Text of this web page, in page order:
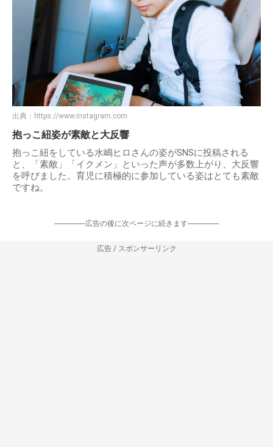
出典： https://www.instagram.com
抱っこ紐姿が素敵と大反響
抱っこ紐をしている水嶋ヒロさんの姿がSNSに投稿される
と、「素敵」「イクメン」といった声が多数上がり、大反響
を呼びました。育児に積極的に参加している姿はとても素敵
ですね。
-----------------広告の後に次ページに続きます-----------------
広告 / スポンサーリンク